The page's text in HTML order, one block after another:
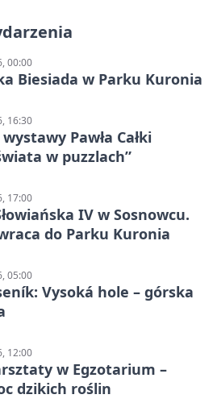
00:00
Biesiada w Parku Kuronia
16:30
Pawła Całki
w puzzlach”
17:00
IV w Sosnowcu.
do Parku Kuronia
05:00
Vysoká hole – górska
12:00
w Egzotarium –
dzikich roślin